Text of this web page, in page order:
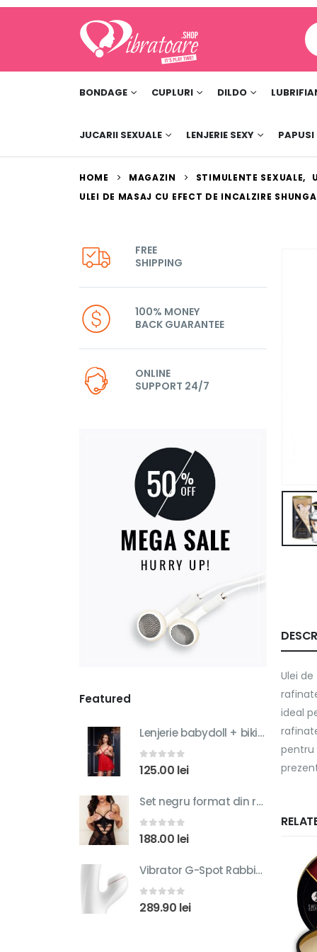
BONDAGE CUPLURI DILDO
JUCARII SEXUALE LENJERIE SEXY PAPUSI
HOME MAGAZIN STIMULENTE SEXUALE,
ULEI DE MASAJ CU EFECT DE INCALZIRE
Ulei
ideal
pentru
FREE
SHIPPING
100% MONEY
BACK GUARANTEE
ONLINE
SUPPORT 24/7
Featured
Lenjerie babydoll + bikini asortati Red Sheer Babydoll w/ Open Cup Bra Panty O/S
0out of 5
125.00 lei
Set negru format din rochie cu sutien fara cupe si bikini asortati SHOW ME CHEMISE 3146 BLK - M/L
0out of 5
188.00 lei
Vibrator G-Spot Rabbit Satisfyer Alb 22 cm
0out of 5
289.90 lei